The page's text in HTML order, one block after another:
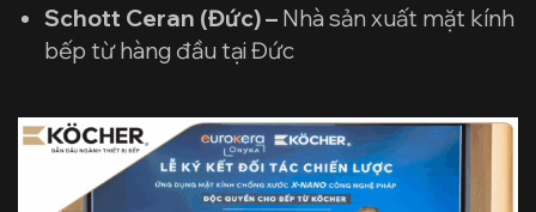
Schott Ceran (Đức) – Nhà sản xuất mặt kính
bếp từ hàng đầu tại Đức